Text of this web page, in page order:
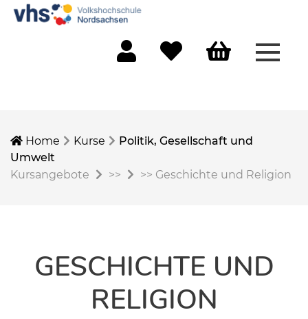
Home Kurse
Politik, Gesellschaft und
Umwelt
Kursangebote
>> >> Geschichte und Religion
GESCHICHTE UND
RELIGION